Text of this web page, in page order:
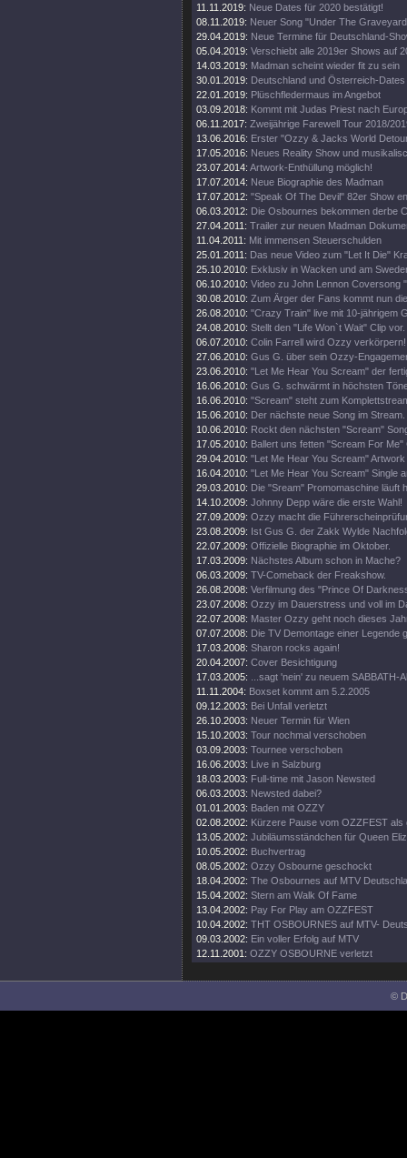
11.11.2019: Neue Dates für 2020 bestätigt!
08.11.2019: Neuer Song "Under The
29.04.2019: Neue Termine für Deutschland-
05.04.2019: Verschiebt alle 2019er Shows auf
14.03.2019: Madman scheint wieder fit zu sein
30.01.2019: Deutschland und Österreich-
22.01.2019: Plüschfledermaus im Angebot
03.09.2018: Kommt mit Judas Priest nach
06.11.2017: Zweijährige Farewell Tour 2018/
13.06.2016: Erster "Ozzy & Jacks World
17.05.2016: Neues Reality Show und
23.07.2014: Artwork-Enthüllung möglich!
17.07.2014: Neue Biographie des Madman
17.07.2012: "Speak Of The Devil" 82er Show
06.03.2012: Die Osbournes bekommen derbe
27.04.2011: Trailer zur neuen Madman
11.04.2011: Mit immensen Steuerschulden
25.01.2011: Das neue Video zum "Let It Die"
25.10.2010: Exklusiv in Wacken und am
06.10.2010: Video zu John Lennon Coversong
30.08.2010: Zum Ärger der Fans kommt nun
26.08.2010: "Crazy Train" live mit 10-jährigem
24.08.2010: Stellt den "Life Won`t Wait" Clip vor.
06.07.2010: Colin Farrell wird Ozzy verkörpern!
27.06.2010: Gus G. über sein Ozzy-
23.06.2010: "Let Me Hear You Scream" der
16.06.2010: Gus G. schwärmt in höchsten
16.06.2010: "Scream" steht zum
15.06.2010: Der nächste neue Song im Stream.
10.06.2010: Rockt den nächsten "Scream"
17.05.2010: Ballert uns fetten "Scream For Me"
29.04.2010: "Let Me Hear You Scream" Artwork
16.04.2010: "Let Me Hear You Scream" Single
29.03.2010: Die "Sream" Promomaschine läuft
14.10.2009: Johnny Depp wäre die erste Wahl!
27.09.2009: Ozzy macht die
23.08.2009: Ist Gus G. der Zakk Wylde
22.07.2009: Offizielle Biographie im Oktober.
17.03.2009: Nächstes Album schon in Mache?
06.03.2009: TV-Comeback der Freakshow.
26.08.2008: Verfilmung des "Prince Of
23.07.2008: Ozzy im Dauerstress und voll im
22.07.2008: Master Ozzy geht noch dieses
07.07.2008: Die TV Demontage einer Legende
17.03.2008: Sharon rocks again!
20.04.2007: Cover Besichtigung
17.03.2005:
...sagt 'nein' zu neuem SABBATH-
11.11.2004: Boxset kommt am 5.2.2005
09.12.2003: Bei Unfall verletzt
26.10.2003: Neuer Termin für Wien
15.10.2003: Tour nochmal verschoben
03.09.2003: Tournee verschoben
16.06.2003: Live in Salzburg
18.03.2003: Full-time mit Jason Newsted
06.03.2003: Newsted dabei?
01.01.2003: Baden mit OZZY
02.08.2002: Kürzere Pause vom OZZFEST als
13.05.2002: Jubiläumsständchen für Queen
10.05.2002: Buchvertrag
08.05.2002: Ozzy Osbourne geschockt
18.04.2002: The Osbournes auf MTV
15.04.2002: Stern am Walk Of Fame
13.04.2002: Pay For Play am OZZFEST
10.04.2002: THT OSBOURNES auf MTV-
09.03.2002: Ein voller Erfolg auf MTV
12.11.2001: OZZY OSBOURNE verletzt
©